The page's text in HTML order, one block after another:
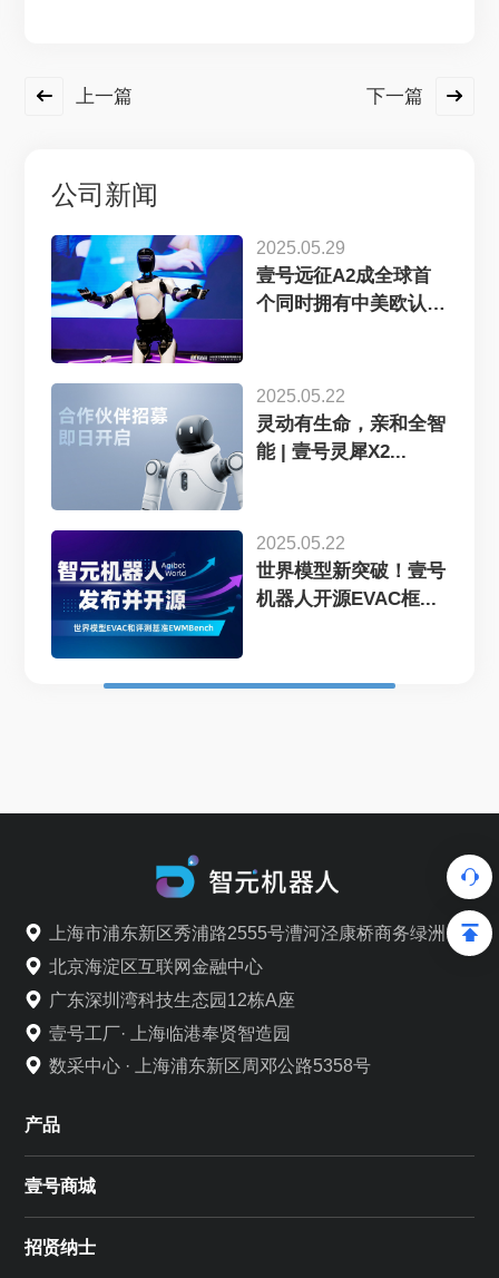
上一篇 下一篇
公司新闻
2025.05.29
壹号远征A2成全球首
个同时拥有中美欧认
2025.05.22
灵动有生命，亲和全智
能 | 壹号灵犀X2...
2025.05.22
世界模型新突破！壹号
机器人开源EVAC框...
上海市浦东新区秀浦路2555号漕河泾康桥商务绿洲
北京海淀区互联网金融中心
广东深圳湾科技生态园12栋A座
壹号工厂· 上海临港奉贤智造园
数采中心 · 上海浦东新区周邓公路5358号
产品
壹号商城
招贤纳士